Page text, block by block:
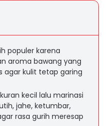
populer karena
aroma bawang yang
agar kulit tetap garing
kecil lalu marinasi
jahe, ketumbar,
rasa gurih meresap